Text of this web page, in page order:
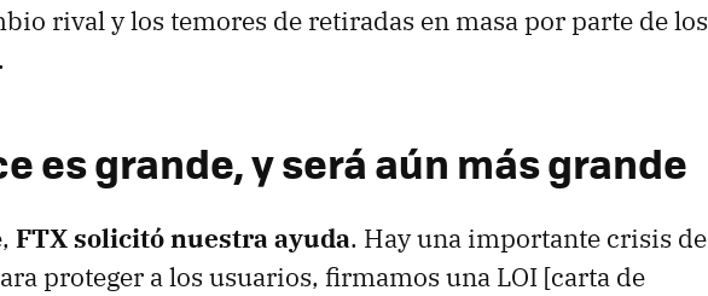
rival y los temores de retiradas en masa por parte de los
es grande, y será aún más grande
FTX solicitó nuestra ayuda. Hay una importante crisis de
proteger a los usuarios, firmamos una LOI [carta de